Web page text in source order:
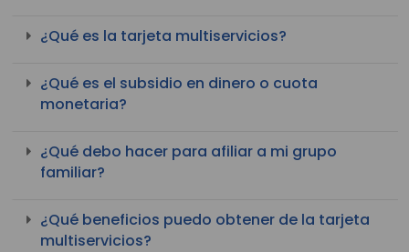
¿Qué es la tarjeta multiservicios?
¿Qué es el subsidio en dinero o cuota
monetaria?
¿Qué debo hacer para afiliar a mi grupo
familiar?
¿Qué beneficios puedo obtener de la tarjeta
multiservicios?